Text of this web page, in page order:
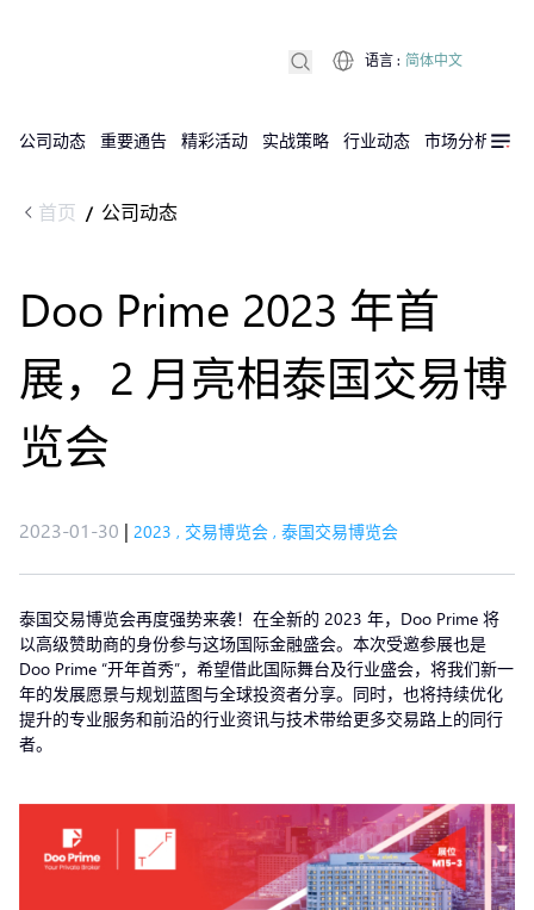
公司动态 重要通告 精彩活动 实战策略 行业动态 市场分析
语言 : 简体中文
首页 / 公司动态
Doo Prime 2023 年首
展，2 月亮相泰国交易博
览会
2023-01-30 | 2023 , 交易博览会 , 泰国交易博览会
泰国交易博览会再度强势来袭！在全新的 2023 年，Doo Prime 将
以高级赞助商的身份参与这场国际金融盛会。本次受邀参展也是
Doo Prime “开年首秀”，希望借此国际舞台及行业盛会，将我们新一
年的发展愿景与规划蓝图与全球投资者分享。同时，也将持续优化
提升的专业服务和前沿的行业资讯与技术带给更多交易路上的同行
者。